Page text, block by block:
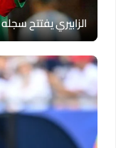
الزابيري يفتتح سجله